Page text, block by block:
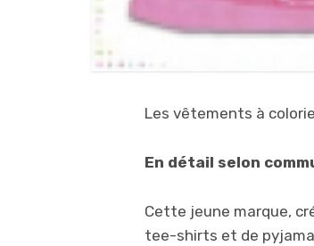
Les vêtements à
En détail selon
Cette jeune marque,
tee-shirts et de